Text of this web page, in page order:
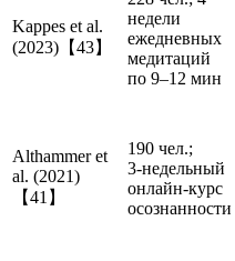
Kappes et al.
(2023)【43】
недели
ежедневных
медитаций
по 9–12 мин
Althammer et
al. (2021)
【41】
190 чел.;
3‑недельный
онлайн-курс
осознанности